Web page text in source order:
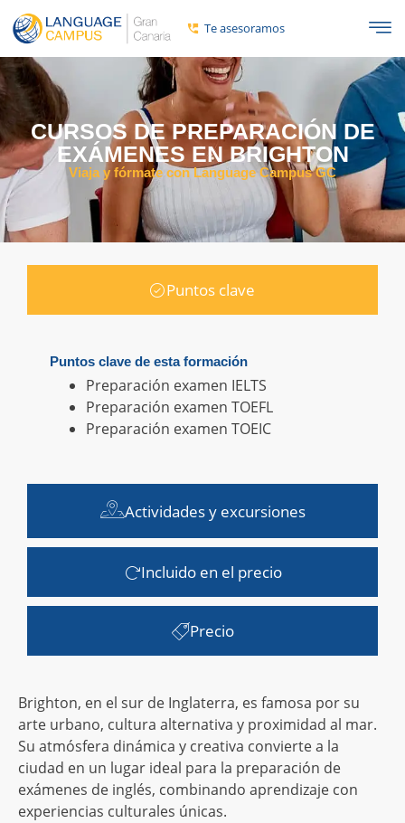
Te asesoramos
CURSOS DE PREPARACIÓN DE
EXÁMENES EN BRIGHTON
Viaja y fórmate con Language Campus GC
Puntos clave
Actividades y excursiones
Incluido en el precio
Precio
Puntos clave de esta formación
Preparación examen IELTS
Preparación examen TOEFL
Preparación examen TOEIC
Brighton, en el sur de Inglaterra, es famosa por su
arte urbano, cultura alternativa y proximidad al mar.
Su atmósfera dinámica y creativa convierte a la
ciudad en un lugar ideal para la preparación de
exámenes de inglés, combinando aprendizaje con
experiencias culturales únicas.